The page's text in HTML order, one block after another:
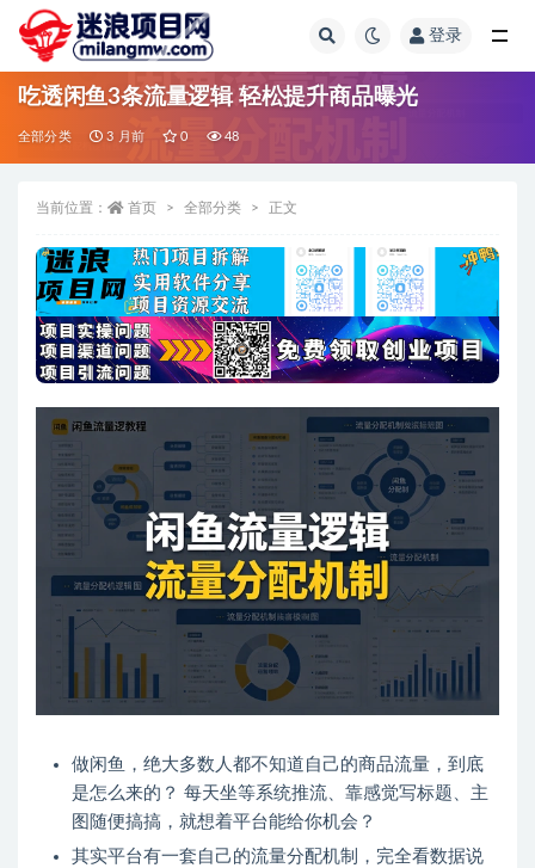
登录
吃透闲鱼3条流量逻辑 轻松提升商品曝光
全部分类 3 月前 0 48
当前位置： 首页 全部分类 正文
做闲鱼，绝大多数人都不知道自己的商品流量，到底
是怎么来的？ 每天坐等系统推流、靠感觉写标题、主
图随便搞搞，就想着平台能给你机会？
其实平台有一套自己的流量分配机制，完全看数据说
全部